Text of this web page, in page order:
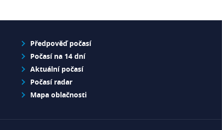
Předpověď počasí
Počasí na 14 dní
Aktuální počasí
Počasí radar
Mapa oblačnosti